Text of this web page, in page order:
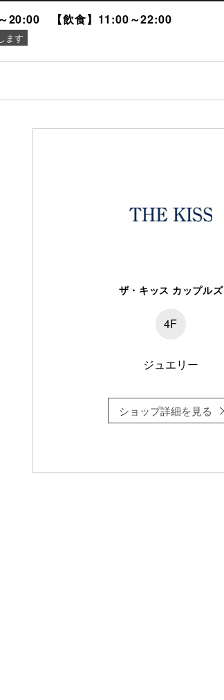
～20:00 【飲食】11:00～22:00
ます
ザ・キッス カップルズ
4F
ジュエリー
ショップ詳細を見る